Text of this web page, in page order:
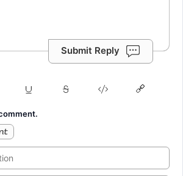
Submit Reply